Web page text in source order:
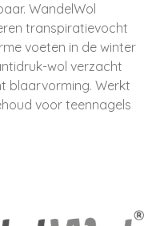
WandelWol
transpiratievocht
voeten in de winter
wol verzacht
blaarvorming. Werkt
voor teennagels